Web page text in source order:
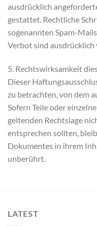
ausdrücklich
gestattet. Rechtliche
sogenannten Spam-
Verbot sind ausdrücklich
5. Rechtswirksamkeit
Dieser
zu betrachten, von dem
Sofern Teile oder
geltenden Rechtslage
entsprechen sollten,
Dokumentes in ihrem
unberührt.
LATEST